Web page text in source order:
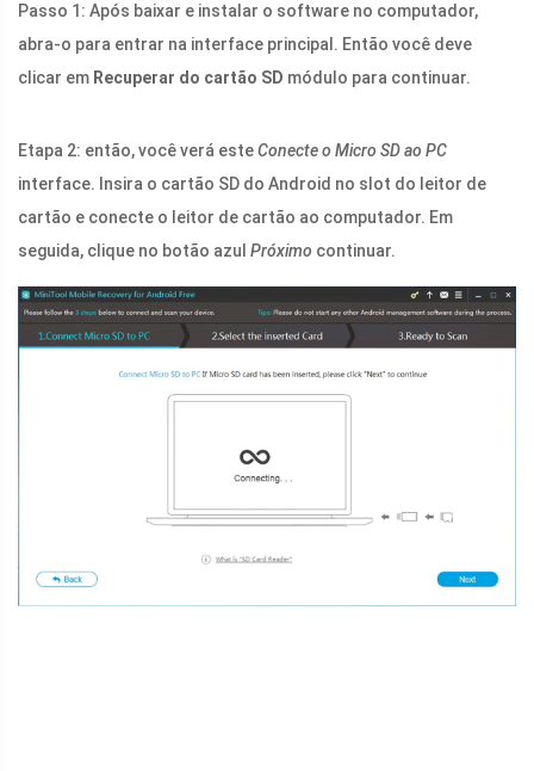
Passo 1: Após baixar e instalar o software no computador,
abra-o para entrar na interface principal. Então você deve
clicar em Recuperar do cartão SD módulo para continuar.
Etapa 2: então, você verá esteConecte o Micro SD ao PC
interface. Insira o cartão SD do Android no slot do leitor de
cartão e conecte o leitor de cartão ao computador. Em
seguida, clique no botão azul Próximo continuar.